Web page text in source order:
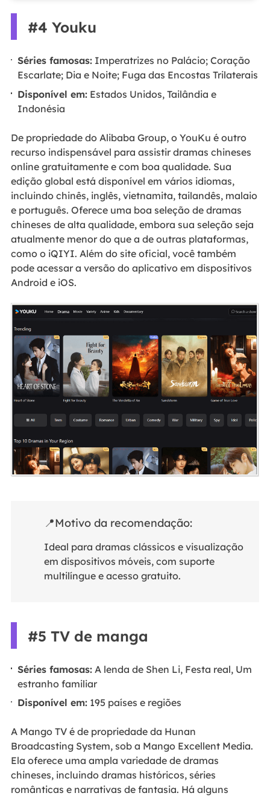
#4 Youku
Séries famosas: Imperatrizes no Palácio; Coração
Escarlate; Dia e Noite; Fuga das Encostas Trilaterais
Disponível em: Estados Unidos, Tailândia e
Indonésia
De propriedade do Alibaba Group, o YouKu é outro
recurso indispensável para assistir dramas chineses
online gratuitamente e com boa qualidade. Sua
edição global está disponível em vários idiomas,
incluindo chinês, inglês, vietnamita, tailandês, malaio
e português. Oferece uma boa seleção de dramas
chineses de alta qualidade, embora sua seleção seja
atualmente menor do que a de outras plataformas,
como o iQIYI. Além do site oficial, você também
pode acessar a versão do aplicativo em dispositivos
Android e iOS.
📍Motivo da recomendação:
Ideal para dramas clássicos e visualização
em dispositivos móveis, com suporte
multilíngue e acesso gratuito.
#5 TV de manga
Séries famosas: A lenda de Shen Li, Festa real, Um
estranho familiar
Disponível em: 195 países e regiões
A Mango TV é de propriedade da Hunan
Broadcasting System, sob a Mango Excellent Media.
Ela oferece uma ampla variedade de dramas
chineses, incluindo dramas históricos, séries
românticas e narrativas de fantasia. Há alguns